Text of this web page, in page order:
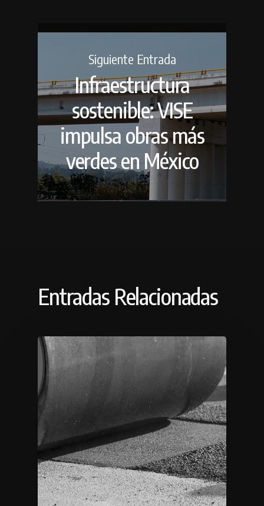
Siguiente Entrada
Infraestructura
sostenible: VISE
impulsa obras más
verdes en México
Entradas Relacionadas